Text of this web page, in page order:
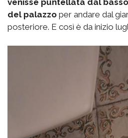
del palazzo per andare dal
posteriore. E così è da inizio